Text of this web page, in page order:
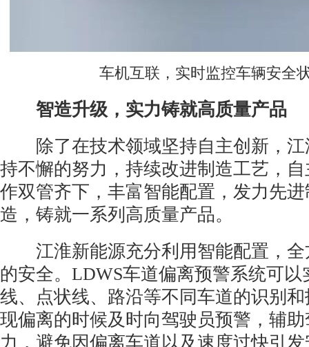
车机互联，实时监控车辆安全
智造升级，实力铸就高质量产品
除了在技术领域坚持自主创新，江
持不懈的努力，持续改进制造工艺，
作双管齐下，丰富智能配置，发力先
造，铸就一系列高质量产品。
江淮新能源充分利用智能配置，全
的安全。LDWS车道偏离预警系统可以
线、点状线、路沿等不同车道的识别
现偏离的时候及时向驾驶员预警，辅
力，避免因偏离车道以及速度过快引